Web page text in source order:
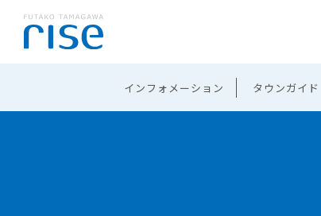
インフォメーション タウンガイド